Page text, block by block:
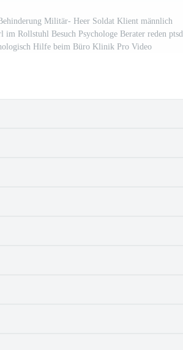
Militär- Heer Soldat Klient männlich
Rollstuhl Besuch Psychologe Berater reden ptsd
Hilfe beim Büro Klinik Pro Video